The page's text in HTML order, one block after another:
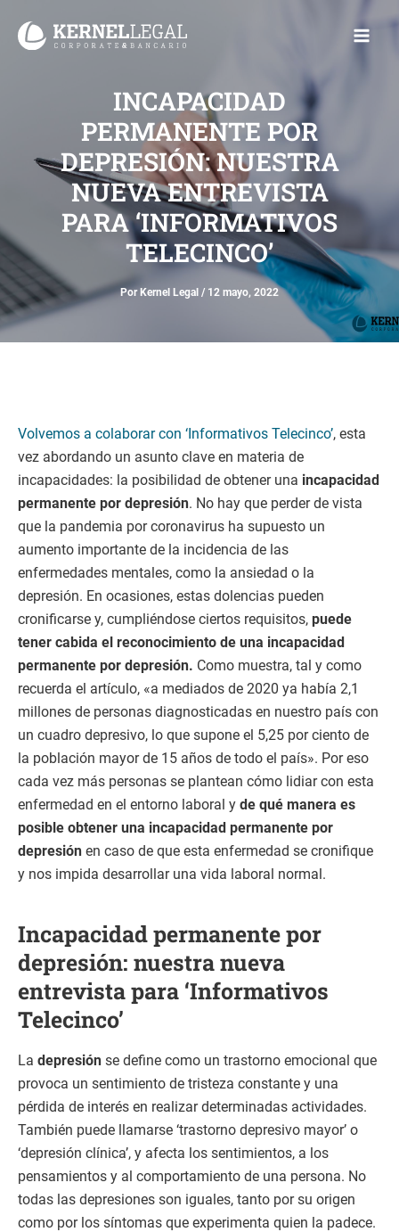
Main
INCAPACIDAD
PERMANENTE POR
DEPRESIÓN: NUESTRA
NUEVA ENTREVISTA
PARA ‘INFORMATIVOS
TELECINCO’
Por Kernel Legal / 12 mayo, 2022
Volvemos a colaborar con ‘Informativos Telecinco’, esta
vez abordando un asunto clave en materia de
incapacidades: la posibilidad de obtener una incapacidad
permanente por depresión. No hay que perder de vista
que la pandemia por coronavirus ha supuesto un
aumento importante de la incidencia de las
enfermedades mentales, como la ansiedad o la
depresión. En ocasiones, estas dolencias pueden
cronificarse y, cumpliéndose ciertos requisitos, puede
tener cabida el reconocimiento de una incapacidad
permanente por depresión. Como muestra, tal y como
recuerda el artículo, «a mediados de 2020 ya había 2,1
millones de personas diagnosticadas en nuestro país con
un cuadro depresivo, lo que supone el 5,25 por ciento de
la población mayor de 15 años de todo el país». Por eso
cada vez más personas se plantean cómo lidiar con esta
enfermedad en el entorno laboral y de qué manera es
posible obtener una incapacidad permanente por
depresión en caso de que esta enfermedad se cronifique
y nos impida desarrollar una vida laboral normal.
Incapacidad permanente por
depresión: nuestra nueva
entrevista para ‘Informativos
Telecinco’
La depresión se define como un trastorno emocional que
provoca un sentimiento de tristeza constante y una
pérdida de interés en realizar determinadas actividades.
También puede llamarse ‘trastorno depresivo mayor’ o
‘depresión clínica’, y afecta los sentimientos, a los
pensamientos y al comportamiento de una persona. No
todas las depresiones son iguales, tanto por su origen
como por los síntomas que experimenta quien la padece.